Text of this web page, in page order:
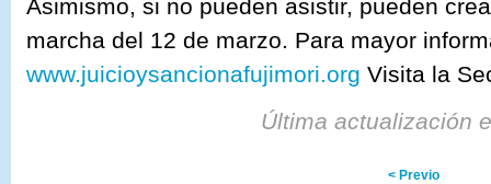
Asimismo, si no pueden asistir, pueden
marcha del 12 de marzo. Para mayor
www.juicioysancionafujimori.org Visita la
Última actualización
< Previo